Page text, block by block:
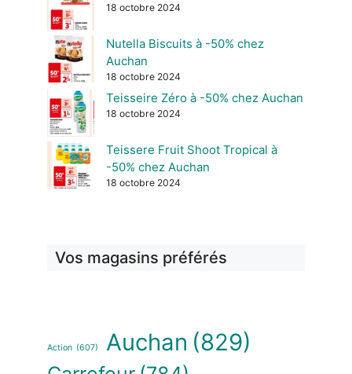
18 octobre 2024
Nutella Biscuits à -50% chez
Auchan
18 octobre 2024
Teisseire Zéro à -50% chez Auchan
18 octobre 2024
Teissere Fruit Shoot Tropical à
-50% chez Auchan
18 octobre 2024
Vos magasins préférés
Action (607) Auchan (829)